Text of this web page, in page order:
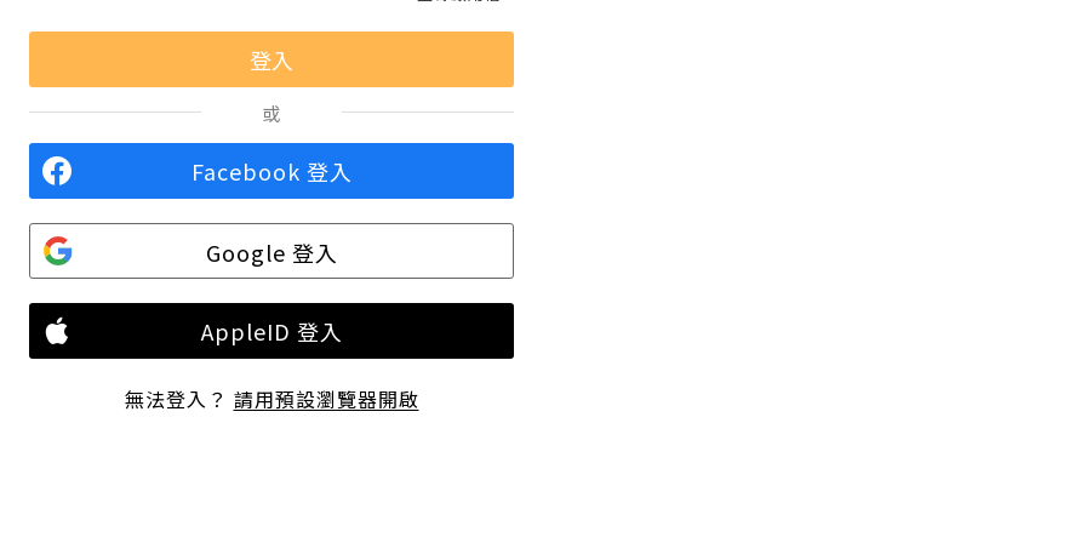
或
Facebook 登入
Google 登入
AppleID 登入
無法登入？ 請用預設瀏覽器開啟